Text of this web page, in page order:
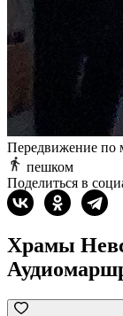
Передвижение по
пешком
Поделиться в
Храмы